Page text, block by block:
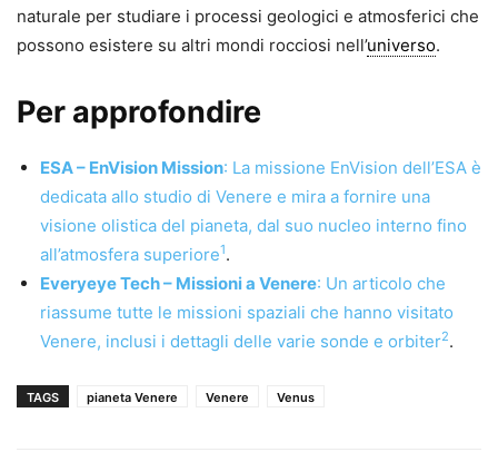
naturale per studiare i processi geologici e atmosferici che
possono esistere su altri mondi rocciosi nell’universo.
Per approfondire
ESA – EnVision Mission: La missione EnVision dell’ESA è
dedicata allo studio di Venere e mira a fornire una
visione olistica del pianeta, dal suo nucleo interno fino
all’atmosfera superiore1.
Everyeye Tech – Missioni a Venere: Un articolo che
riassume tutte le missioni spaziali che hanno visitato
Venere, inclusi i dettagli delle varie sonde e orbiter2.
TAGS pianeta Venere Venere Venus